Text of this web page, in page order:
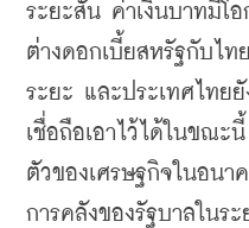
ระยะสั้น ค่าเงินบาทมีโ
ต่างดอกเบี้ยสหรัฐกับไ
ระยะ และประเทศไทย
เชื่อถือเอาไว้ได้ในขณ
ตัวของเศรษฐกิจในอนา
การคลังของรัฐบาลในร